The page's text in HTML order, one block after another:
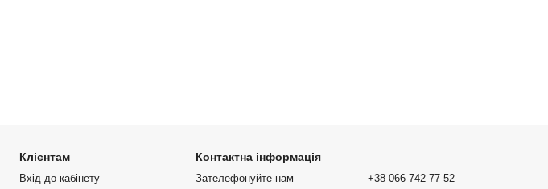
Клієнтам
Вхід до кабінету
Контактна інформація
Зателефонуйте нам +38 066 742 77 52